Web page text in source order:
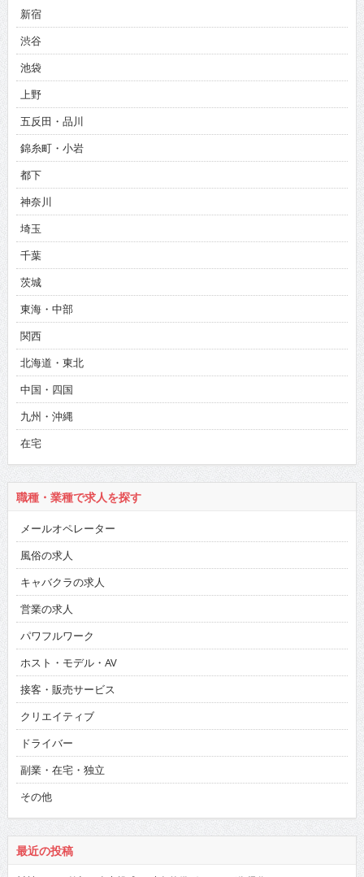
新宿
渋谷
池袋
上野
五反田・品川
錦糸町・小岩
都下
神奈川
埼玉
千葉
茨城
東海・中部
関西
北海道・東北
中国・四国
九州・沖縄
在宅
職種・業種で求人を探す
メールオペレーター
風俗の求人
キャバクラの求人
営業の求人
パワフルワーク
ホスト・モデル・AV
接客・販売サービス
クリエイティブ
ドライバー
副業・在宅・独立
その他
最近の投稿